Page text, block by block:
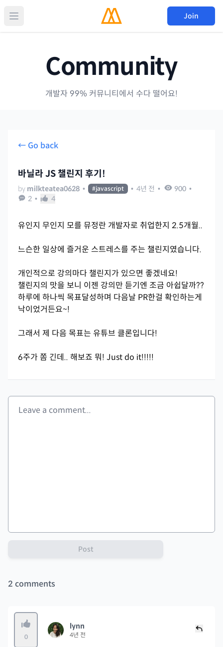
Join
Community
개발자 99% 커뮤니티에서 수다 떨어요!
← Go back
바닐라 JS 챌린지 후기!
by milkteatea0628 • #javascript • 4년 전 • 900 •
2 • 4
유인지 무인지 모를 뮤정란 개발자로 취업한지 2.5개월..
느슨한 일상에 즐거운 스트레스를 주는 챌린지였습니다.
개인적으로 강의마다 챌린지가 있으면 좋겠네요!
챌린지의 맛을 보니 이젠 강의만 듣기엔 조금 아쉽달까??
하루에 하나씩 목표달성하며 다음날 PR한걸 확인하는게
낙이었거든요~!
그래서 제 다음 목표는 유튜브 클론입니다!
6주가 쫌 긴데.. 해보죠 뭐! Just do it!!!!!
Post
2 comments
0
lynn
4년 전